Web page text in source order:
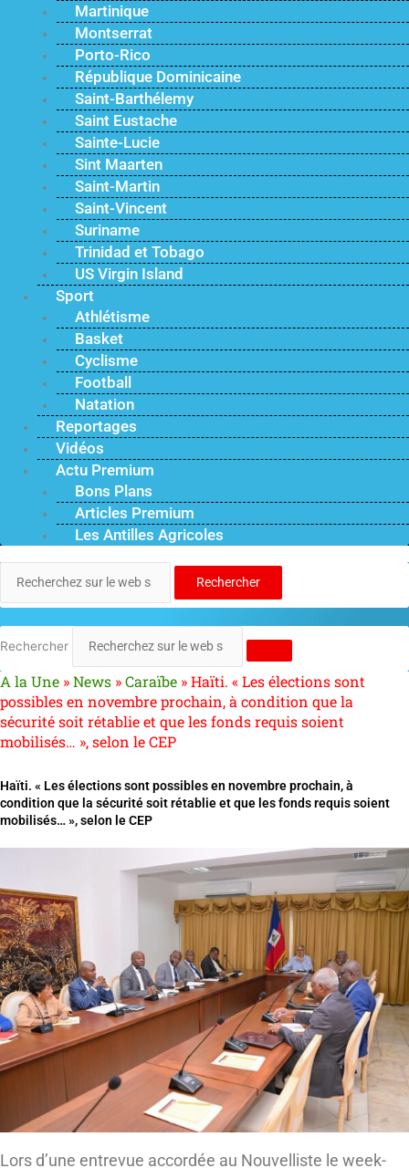
Martinique
Montserrat
Porto-Rico
République Dominicaine
Saint-Barthélemy
Saint Eustache
Sainte-Lucie
Sint Maarten
Saint-Martin
Saint-Vincent
Suriname
Trinidad et Tobago
US Virgin Island
Sport
Athlétisme
Basket
Cyclisme
Football
Natation
Reportages
Vidéos
Actu Premium
Bons Plans
Articles Premium
Les Antilles Agricoles
Rechercher
Rechercher
A la Une »News »Caraïbe »Haïti. « Les élections sont
possibles en novembre prochain, à condition que la
sécurité soit rétablie et que les fonds requis soient
mobilisés… », selon le CEP
Haïti. « Les élections sont possibles en novembre prochain, à
condition que la sécurité soit rétablie et que les fonds requis soient
mobilisés… », selon le CEP
Lors d’une entrevue accordée au Nouvelliste le week-